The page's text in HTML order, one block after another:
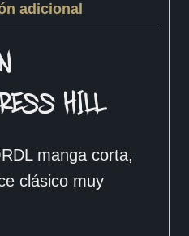
adicional
HILL
manga corta,
clásico muy